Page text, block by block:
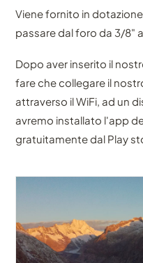
Viene fornito in
passare dal foro da 3/8"
Dopo aver inserito il
fare che collegare il
attraverso il WiFi, ad un
avremo installato l'app
gratuitamente dal Play